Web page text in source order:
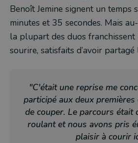
Benoît Jemine signent un temps
minutes et 35 secondes. Mais
la plupart des duos
sourire, satisfaits d’avoir partagé
"C'était une reprise me
participé aux deux
de couper. Le parcours était
roulant et nous avons pris
plaisir à courir